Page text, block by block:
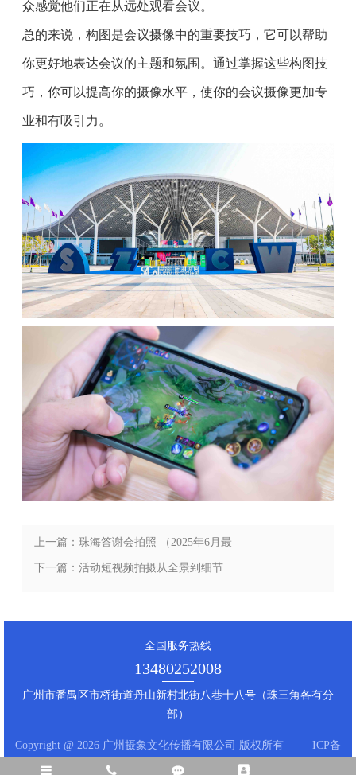
众感觉他们正在从远处观看会议。
总的来说，构图是会议摄像中的重要技巧，它可以帮助
你更好地表达会议的主题和氛围。通过掌握这些构图技
巧，你可以提高你的摄像水平，使你的会议摄像更加专
业和有吸引力。
上一篇：珠海答谢会拍照 （2025年6月最
新分享）
下一篇：活动短视频拍摄从全景到细节
全国服务热线
13480252008
广州市番禺区市桥街道丹山新村北街八巷十八号（珠三角各有分
部）
Copyright @ 2026 广州摄象文化传播有限公司 版权所有 ICP备
案编号：粤ICP备2024251644号